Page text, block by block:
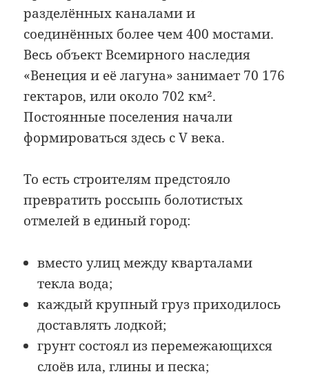
разделённых каналами и
соединённых более чем 400 мостами.
Весь объект Всемирного наследия
«Венеция и её лагуна» занимает 70 176
гектаров, или около 702 км².
Постоянные поселения начали
формироваться здесь с V века.
То есть строителям предстояло
превратить россыпь болотистых
отмелей в единый город:
вместо улиц между кварталами
текла вода;
каждый крупный груз приходилось
доставлять лодкой;
грунт состоял из перемежающихся
слоёв ила, глины и песка;